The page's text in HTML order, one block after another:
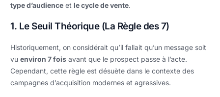
type d’audience et le cycle de vente.
1. Le Seuil Théorique (La Règle des 7)
Historiquement, on considérait qu’il fallait qu’un message soit
vuenviron 7 fois avant que le prospect passe à l’acte.
Cependant, cette règle est désuète dans le contexte des
campagnes d’acquisition modernes et agressives.